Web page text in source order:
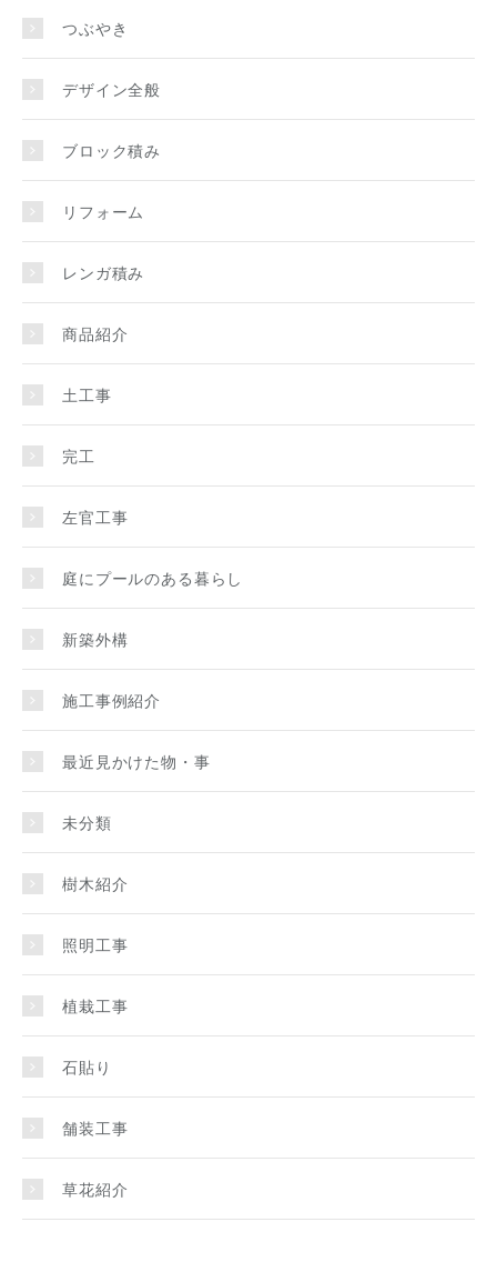
つぶやき
デザイン全般
ブロック積み
リフォーム
レンガ積み
商品紹介
土工事
完工
左官工事
庭にプールのある暮らし
新築外構
施工事例紹介
最近見かけた物・事
未分類
樹木紹介
照明工事
植栽工事
石貼り
舗装工事
草花紹介